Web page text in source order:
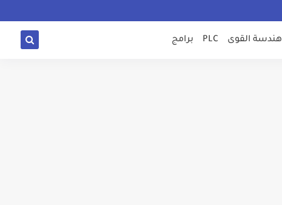
هندسة القوى PLC برامج